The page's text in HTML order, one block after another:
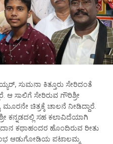
ಸುಮನಾ ಕಿತ್ತೂರು ಸೇರಿದಂತೆ
ಆ ಸಾಲಿಗೆ ಸೇರಿರುವ ಗೌರಿಶ್ರೀ
ಮೂರನೇ ಚಿತ್ರಕ್ಕೆ ಚಾಲನೆ ನೀಡಿದ್ದಾರೆ.
ಕನ್ನಡದಲ್ಲಿ ಸಹ ಕಲಾವಿದೆಯಾಗಿ
ಕಥಾಹಂದರ ಹೊಂದಿರುವ ರೀತು
ಆಡುಗೋಡಿಯ ಪಟಾಲಮ್ಮ